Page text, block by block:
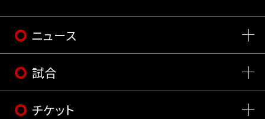
ニュース
試合
チケット